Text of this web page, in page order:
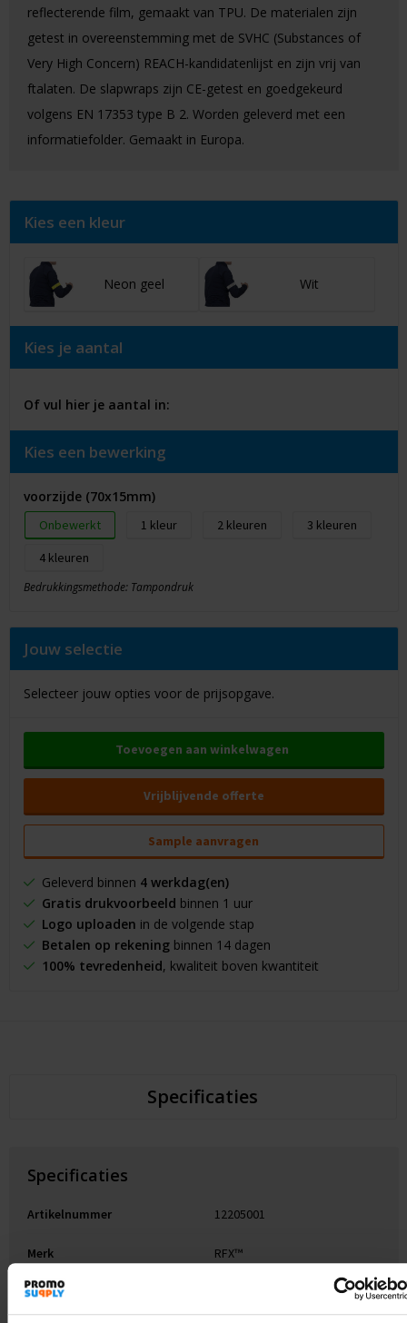
reflecterende film, gemaakt van TPU. De materialen zijn
getest in overeenstemming met de SVHC (Substances of
Very High Concern) REACH-kandidatenlijst en zijn vrij van
ftalaten. De slapwraps zijn CE-getest en goedgekeurd
volgens EN 17353 type B 2. Worden geleverd met een
informatiefolder. Gemaakt in Europa.
Kies een kleur
Neon geel Wit
Kies je aantal
Of vul hier je aantal in:
Kies een bewerking
voorzijde (70x15mm)
Onbewerkt 1 2
3
4
Bedrukkingsmethode: Tampondruk
Jouw selectie
Selecteer jouw opties voor de prijsopgave.
Toevoegen aan winkelwagen
Vrijblijvende offerte
Sample aanvragen
Geleverd binnen 4 werkdag(en)
Gratis drukvoorbeeld binnen 1 uur
Logo uploaden in de volgende stap
Betalen op rekeningbinnen 14 dagen
100% tevredenheid, kwaliteit boven kwantiteit
Specificaties
Specificaties
Artikelnummer 12205001
Merk RFX™
Gewicht